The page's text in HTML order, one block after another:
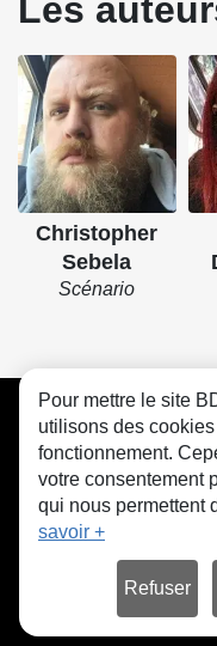
Les
Christopher
Sebela
Scénario
CGU
Pour mettre le site
utilisons des
fonctionnement.
votre consentement
qui nous permettent
savoir +
Refuser